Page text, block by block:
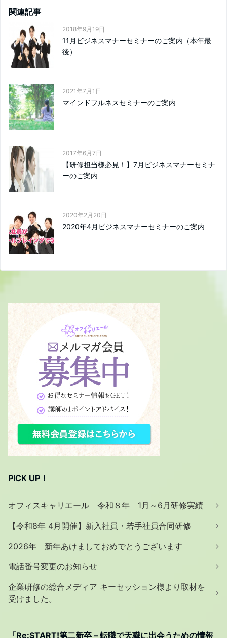
関連記事
2018年9月19日
11月ビジネスマナーセミナーのご案内（本年最
後）
2021年7月1日
マインドフルネスセミナーのご案内
2017年6月7日
【研修担当様必見！】7月ビジネスマナーセミナ
ーのご案内
2020年2月20日
2020年4月ビジネスマナーセミナーのご案内
PICK UP！
オフィスキャリエール 令和８年 1月～6月研修実績
【令和8年 4月開催】新入社員・若手社員合同研修
2026年 新年あけましておめでとうございます
電話番号変更のお知らせ
企業研修の総合メディア キーセッション様より取材を
受けました。
「Re:START!第二新卒 – 転職で天職に出会うための情報